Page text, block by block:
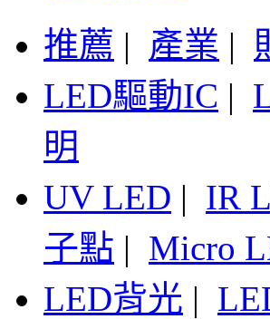
推薦 | 產業 |
LED驅動IC |
明
UV LED | IR
子點 | Micro
LED背光 |